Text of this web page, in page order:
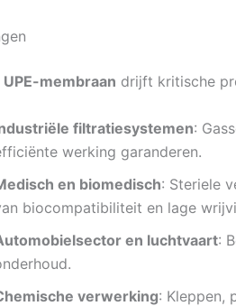
UPE-membraan drijft kritische
filtratiesystemen:
werking garanderen.
en biomedisch: Steriele
biocompatibiliteit en lage
en luchtvaart:
verwerking: Kleppen,